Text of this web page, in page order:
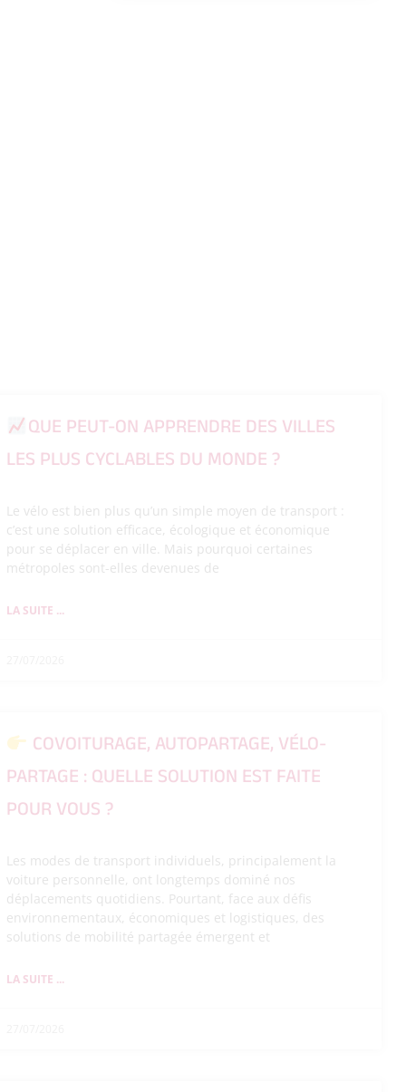
QUE PEUT-ON APPRENDRE DES VILLES
LES PLUS CYCLABLES DU MONDE ?
Le vélo est bien plus qu’un simple moyen de transport :
c’est une solution efficace, écologique et économique
pour se déplacer en ville. Mais pourquoi certaines
métropoles sont-elles devenues de
LA SUITE ...
COVOITURAGE, AUTOPARTAGE, VÉLO-
PARTAGE : QUELLE SOLUTION EST FAITE
POUR VOUS ?
Les modes de transport individuels, principalement la
voiture personnelle, ont longtemps dominé nos
déplacements quotidiens. Pourtant, face aux défis
environnementaux, économiques et logistiques, des
solutions de mobilité partagée émergent et
LA SUITE ...